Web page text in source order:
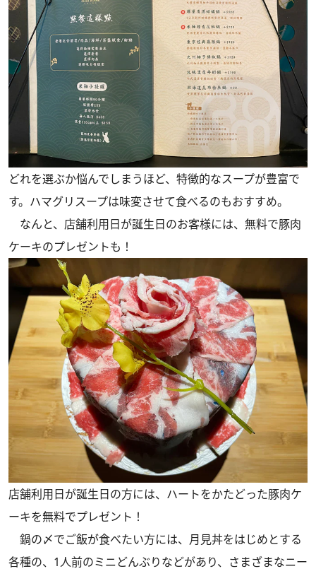
どれを選ぶか悩んでしまうほど、特徴的なスープが豊富で
す。ハマグリスープは味変させて食べるのもおすすめ。
なんと、店舗利用日が誕生日のお客様には、無料で豚肉
ケーキのプレゼントも！
店舗利用日が誕生日の方には、ハートをかたどった豚肉ケ
ーキを無料でプレゼント！
鍋の〆でご飯が食べたい方には、月見丼をはじめとする
各種の、1人前のミニどんぶりなどがあり、さまざまなニー